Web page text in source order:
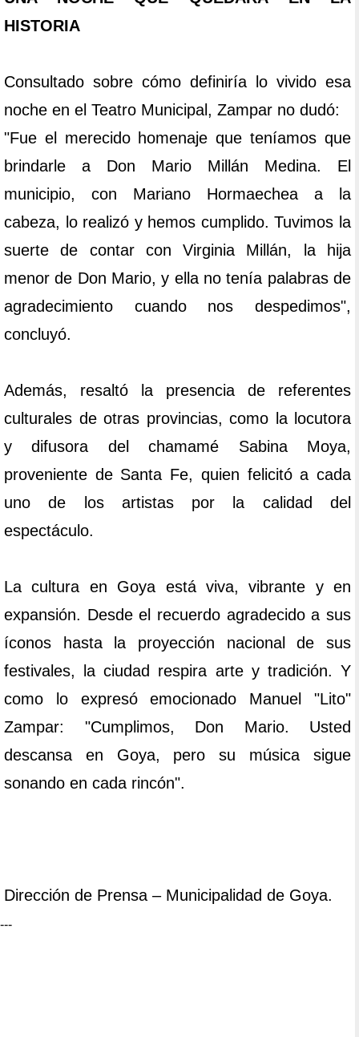
HISTORIA
Consultado sobre cómo definiría lo vivido esa
noche en el Teatro Municipal, Zampar no dudó:
"Fue el merecido homenaje que teníamos que
brindarle a Don Mario Millán Medina. El
municipio, con Mariano Hormaechea a la
cabeza, lo realizó y hemos cumplido. Tuvimos la
suerte de contar con Virginia Millán, la hija
menor de Don Mario, y ella no tenía palabras de
agradecimiento cuando nos despedimos",
concluyó.
Además, resaltó la presencia de referentes
culturales de otras provincias, como la locutora
y difusora del chamamé Sabina Moya,
proveniente de Santa Fe, quien felicitó a cada
uno de los artistas por la calidad del
espectáculo.
La cultura en Goya está viva, vibrante y en
expansión. Desde el recuerdo agradecido a sus
íconos hasta la proyección nacional de sus
festivales, la ciudad respira arte y tradición. Y
como lo expresó emocionado Manuel "Lito"
Zampar: "Cumplimos, Don Mario. Usted
descansa en Goya, pero su música sigue
sonando en cada rincón".
Dirección de Prensa – Municipalidad de Goya.
---